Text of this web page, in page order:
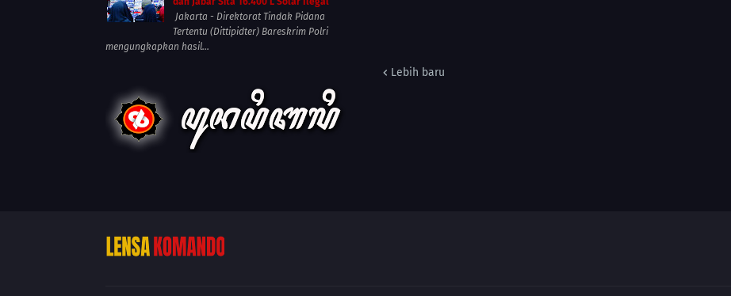
Lebih baru
Jakarta - Direktorat Tindak Pidana
Tertentu (Dittipidter) Bareskrim Polri
mengungkapkan hasil...